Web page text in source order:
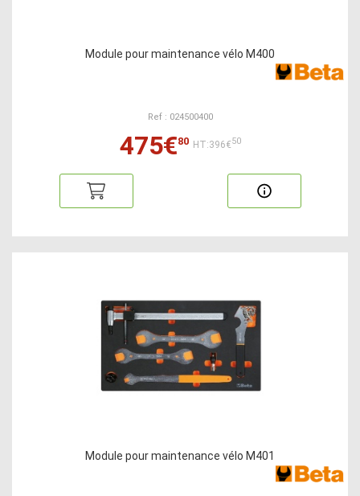
Module pour maintenance vélo M400
Ref : 024500400
475€80 HT:396€50
Module pour maintenance vélo M401